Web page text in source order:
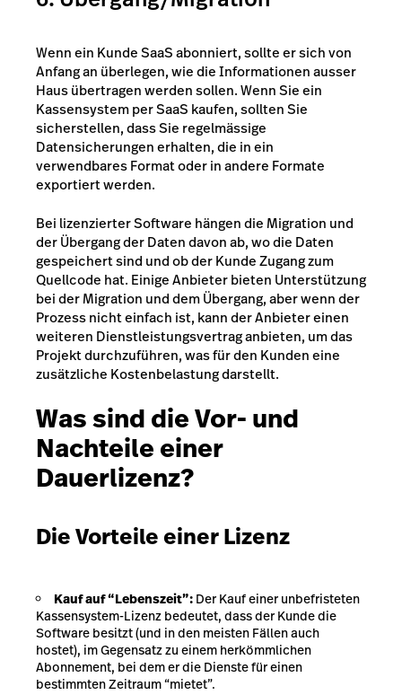
Wenn ein Kunde SaaS abonniert, sollte er sich von
Anfang an überlegen, wie die Informationen ausser
Haus übertragen werden sollen. Wenn Sie ein
Kassensystem per SaaS kaufen, sollten Sie
sicherstellen, dass Sie regelmässige
Datensicherungen erhalten, die in ein
verwendbares Format oder in andere Formate
exportiert werden.
Bei lizenzierter Software hängen die Migration und
der Übergang der Daten davon ab, wo die Daten
gespeichert sind und ob der Kunde Zugang zum
Quellcode hat. Einige Anbieter bieten Unterstützung
bei der Migration und dem Übergang, aber wenn der
Prozess nicht einfach ist, kann der Anbieter einen
weiteren Dienstleistungsvertrag anbieten, um das
Projekt durchzuführen, was für den Kunden eine
zusätzliche Kostenbelastung darstellt.
Was sind die Vor- und
Nachteile einer
Dauerlizenz?
Die Vorteile einer Lizenz
Kauf auf “Lebenszeit”: Der Kauf einer unbefristeten
Kassensystem-Lizenz bedeutet, dass der Kunde die
Software besitzt (und in den meisten Fällen auch
hostet), im Gegensatz zu einem herkömmlichen
Abonnement, bei dem er die Dienste für einen
bestimmten Zeitraum “mietet”.